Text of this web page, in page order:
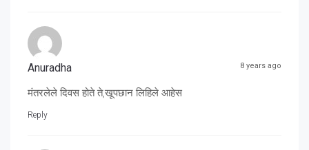
Anuradha 8 years ago
मंतरलेले दिवस होते ते,खूपछान लिहिले आहेस
Reply